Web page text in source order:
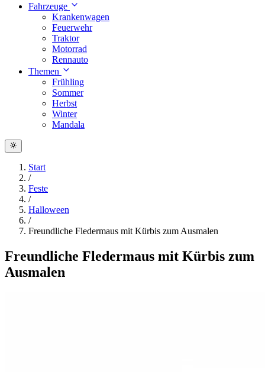
Fahrzeuge
Krankenwagen
Feuerwehr
Traktor
Motorrad
Rennauto
Themen
Frühling
Sommer
Herbst
Winter
Mandala
Start
/
Feste
/
Halloween
/
Freundliche Fledermaus mit Kürbis zum Ausmalen
Freundliche Fledermaus mit Kürbis zum
Ausmalen